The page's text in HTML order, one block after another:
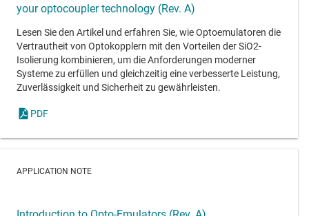
your optocoupler technology (Rev. A)
Lesen Sie den Artikel und erfahren Sie, wie Optoemulatoren die
Vertrautheit von Optokopplern mit den Vorteilen der SiO2-
Isolierung kombinieren, um die Anforderungen moderner
Systeme zu erfüllen und gleichzeitig eine verbesserte Leistung,
Zuverlässigkeit und Sicherheit zu gewährleisten.
PDF
APPLICATION NOTE